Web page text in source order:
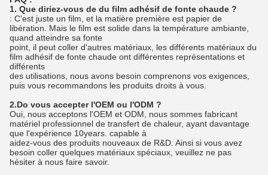
1. Que diriez-vous de du film adhésif de fonte chaude ?
: C'est juste un film, et la matière première est papier de
libération. Mais le film est solide dans la température ambiante,
quand atteindre sa fonte
point, il peut coller d'autres matériaux, les différents matériaux du
film adhésif de fonte chaude ont différentes représentations et
différents
des utilisations, nous avons besoin comprenons vos exigences,
puis vous recommandons les produits droits à vous.
2.Do vous accepter l'OEM ou l'ODM ?
Oui, nous acceptons l'OEM et ODM, nous sommes fabricant
matériel professionnel de transfert de chaleur, ayant davantage
que l'expérience 10years. capable à
aidez-vous des produits nouveaux de R&D. Ainsi si vous avez
besoin coller quelques matériaux spéciaux, veuillez ne pas
hésiter à nous faire savoir.